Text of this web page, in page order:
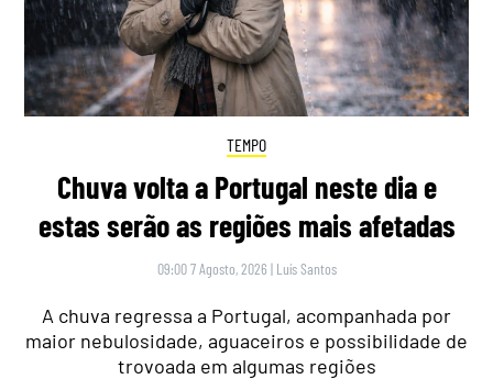
TEMPO
Chuva volta a Portugal neste dia e
estas serão as regiões mais afetadas
09:00 7 Agosto, 2026 | Luís Santos
A chuva regressa a Portugal, acompanhada por
maior nebulosidade, aguaceiros e possibilidade de
trovoada em algumas regiões